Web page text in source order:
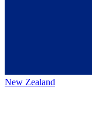
New Zealand